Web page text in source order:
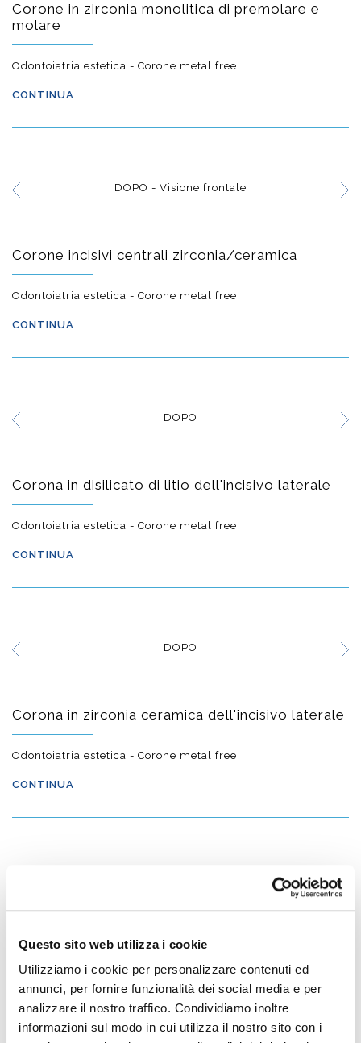
Questo sito web utilizza i cookie
Utilizziamo i cookie per personalizzare contenuti ed
annunci, per fornire funzionalità dei social media e per
analizzare il nostro traffico. Condividiamo inoltre
informazioni sul modo in cui utilizza il nostro sito con i
Corone in zirconia monolitica di premolare e
molare
Odontoiatria estetica - Corone metal free
CONTINUA
DOPO - Visione frontale
Corone incisivi centrali zirconia/ceramica
Odontoiatria estetica - Corone metal free
CONTINUA
DOPO
Corona in disilicato di litio dell'incisivo laterale
Odontoiatria estetica - Corone metal free
CONTINUA
DOPO
Corona in zirconia ceramica dell'incisivo laterale
Odontoiatria estetica - Corone metal free
CONTINUA
Corone in disilicato di litio dei quattro incisivi
superiori
Odontoiatria estetica - Corone metal free
CONTINUA